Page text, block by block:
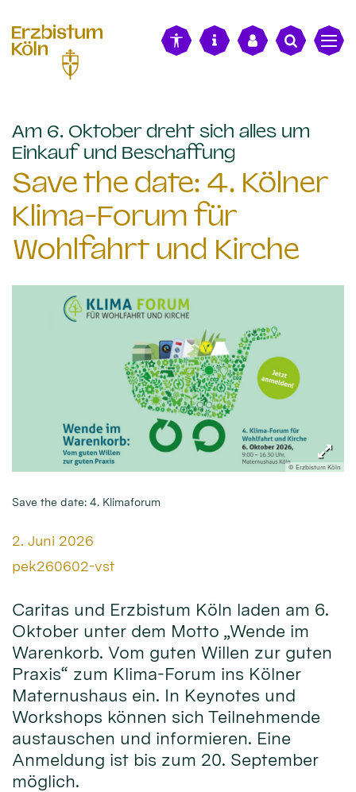
Am 6. Oktober dreht sich alles um
Einkauf und Beschaffung
Save the date: 4. Kölner
Klima-Forum für
Wohlfahrt und Kirche
© Erzbistum Köln
Save the date: 4. Klimaforum
Datum:
2. Juni 2026
Von:
pek260602-vst
Caritas und Erzbistum Köln laden am 6.
Oktober unter dem Motto „Wende im
Warenkorb. Vom guten Willen zur guten
Praxis“ zum Klima-Forum ins Kölner
Maternushaus ein. In Keynotes und
Workshops können sich Teilnehmende
austauschen und informieren. Eine
Anmeldung ist bis zum 20. September
möglich.